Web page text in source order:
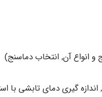
و انواع آن, انتخاب دماسنج)
گیری دمای تابشی با